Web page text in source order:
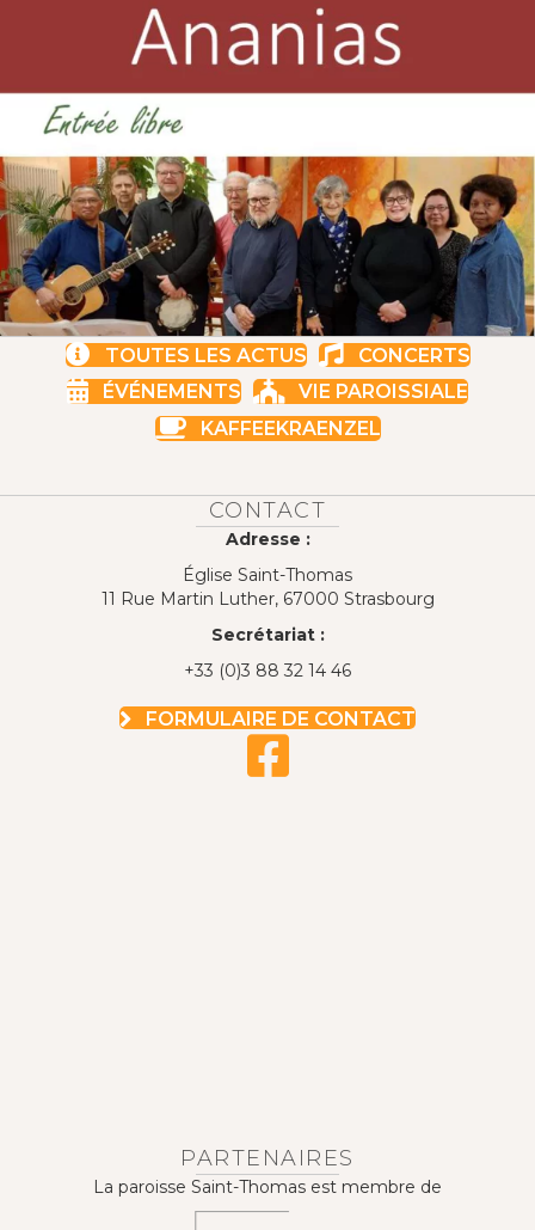
TOUTES LES ACTUS
CONCERTS
ÉVÉNEMENTS
VIE PAROISSIALE
KAFFEEKRAENZEL
CONTACT
Adresse :
Église Saint-Thomas
11 Rue Martin Luther, 67000 Strasbourg
Secrétariat :
+33 (0)3 88 32 14 46
FORMULAIRE DE CONTACT
PARTENAIRES
La paroisse Saint-Thomas est membre de